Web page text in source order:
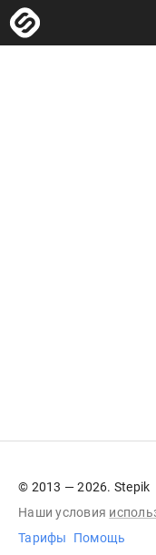
© 2013 — 2026. Stepik
Наши условия
Тарифы
Помощь